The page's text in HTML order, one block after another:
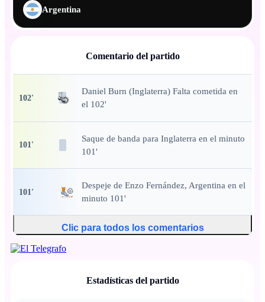
Argentina
Comentario del partido
102'
Daniel Burn (Inglaterra) Falta cometida en
el 102'
101'
Saque de banda para Inglaterra en el minuto
101'
101'
Despeje de Enzo Fernández, Argentina en el
minuto 101'
Clic para todos los comentarios
Estadísticas del partido